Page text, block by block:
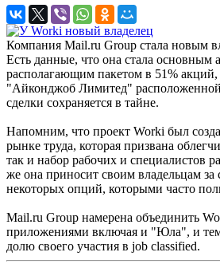
Компания Mail.ru Group стала новым
Есть данные, что она стала основным
располагающим пакетом в 51% акций,
"Айконджоб Лимитед"
сделки сохраняется в тайне.
Напомним, что проект Worki был
рынке труда, которая призвана
так и набор рабочих и специалистов
же она приносит своим владельцам за
некоторых опций, которыми часто
Mail.ru Group намерена объединить
приложениями включая и "Юла", и
долю своего участия в job classified.